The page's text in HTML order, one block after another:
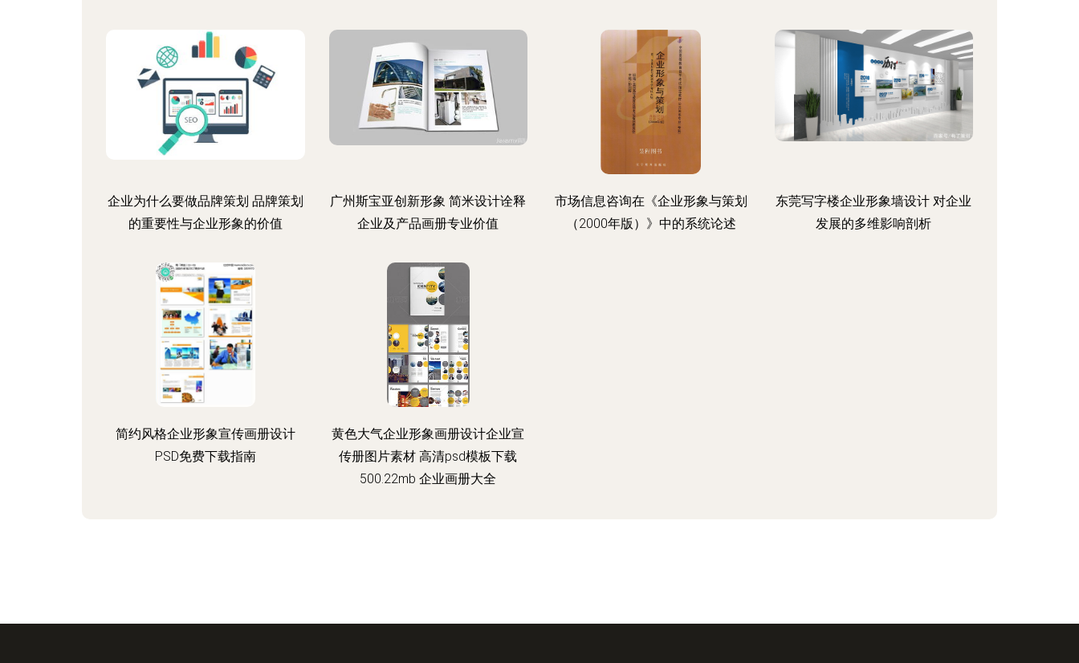
企业为什么要做品牌策划 品牌策划
的重要性与企业形象的价值
广州斯宝亚创新形象 简米设计诠释
企业及产品画册专业价值
市场信息咨询在《企业形象与策划
（2000年版）》中的系统论述
东莞写字楼企业形象墙设计 对企业
发展的多维影响剖析
简约风格企业形象宣传画册设计
PSD免费下载指南
黄色大气企业形象画册设计企业宣
传册图片素材 高清psd模板下载
500.22mb 企业画册大全